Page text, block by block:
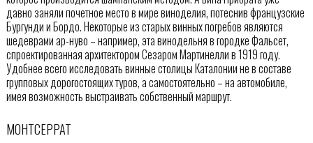
давно заняли почетное место в мире виноделия, потеснив французские
Бургунди и Бордо. Некоторые из старых винных погребов являются
шедеврами ар-нуво – например, эта винодельня в городке Фальсет,
спроектированная архитектором Сезаром Мартинелли в 1919 году.
Удобнее всего исследовать винные столицы Каталонии не в составе
групповых дорогостоящих туров, а самостоятельно – на автомобиле,
имея возможность выстраивать собственный маршрут.
МОНТСЕРРАТ